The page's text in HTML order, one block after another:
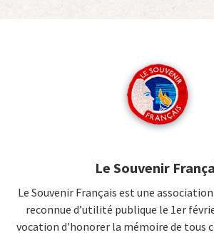
Le Souvenir
Le Souvenir Français est une
reconnue d’utilité publique le 1er
vocation d'honorer la mémoire de tous